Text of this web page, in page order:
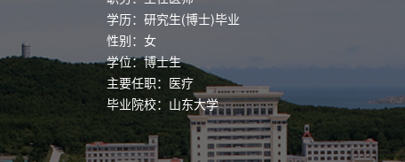
学历：研究生(博士)毕业
性别：女
学位：博士生
主要任职：医疗
毕业院校：山东大学